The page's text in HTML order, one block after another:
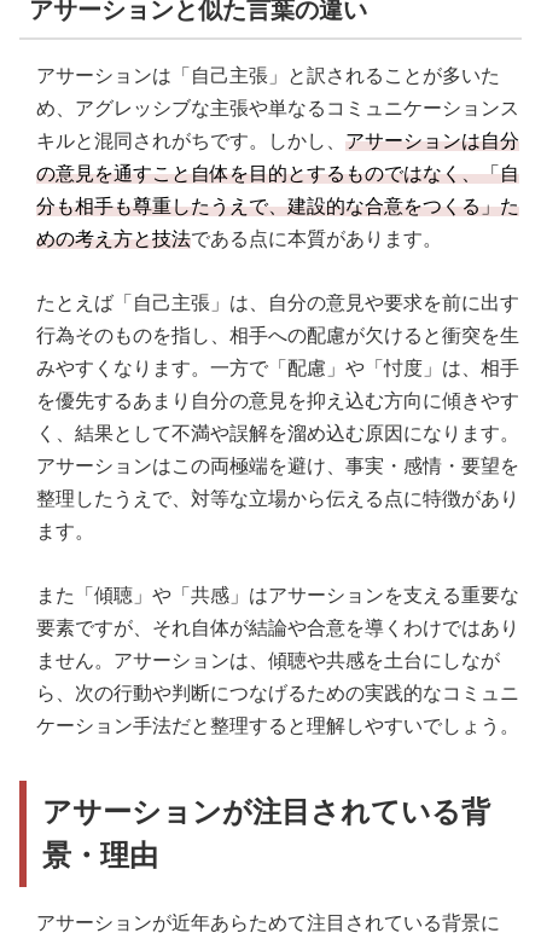
アサーションと似た言葉の違い
アサーションは「自己主張」と訳されることが多いた
め、アグレッシブな主張や単なるコミュニケーションス
キルと混同されがちです。しかし、 アサーションは自分
の意見を通すこと自体を目的とするものではなく、「自
分も相手も尊重したうえで、建設的な合意をつくる」た
めの考え方と技法である点に本質があります。
たとえば「自己主張」は、自分の意見や要求を前に出す
行為そのものを指し、相手への配慮が欠けると衝突を生
みやすくなります。一方で「配慮」や「忖度」は、相手
を優先するあまり自分の意見を抑え込む方向に傾きやす
く、結果として不満や誤解を溜め込む原因になります。
アサーションはこの両極端を避け、事実・感情・要望を
整理したうえで、対等な立場から伝える点に特徴があり
ます。
また「傾聴」や「共感」はアサーションを支える重要な
要素ですが、それ自体が結論や合意を導くわけではあり
ません。アサーションは、傾聴や共感を土台にしなが
ら、次の行動や判断につなげるための実践的なコミュニ
ケーション手法だと整理すると理解しやすいでしょう。
アサーションが注目されている背
景・理由
アサーションが近年あらためて注目されている背景に